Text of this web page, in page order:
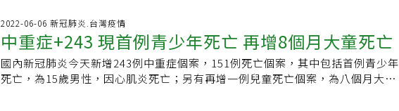
學學習的感受，並以知識、技能與情意三個面向，紀錄現階段的我，如何看待學
習醫學倫理的重要性。●知識面上：體認醫療與臨床潛在的困境、社會變遷下對
體制、個人意識的轉化，透過學習與思考生命倫理而有所豫備。●技能面上：了
解倫理議題，以期未來運用相關知識進行分析、決策與行為，並改善現況。●情
意面上：在持續學習的過程中，反思個人信念，練習評價各種觀點，以期能公
調，有信仰心靈上就有寄託、有倚靠、有平安，生活中遇到挑戰，透過信仰就可
以找到方向，像當年得知派任台東，他就覺得是上帝旨意，「哪裡有需要，就往
哪裡去。」人生後半段到台東、完成神交付的使命，非常開心、不後悔。王功亮
小檔案●年齡：68歲●專長：婦產科、專研婦癌治療、達文西手術●學歷：高雄
醫學院學士、陽明大學醫務管理研究所●現職：台東馬偕醫院院長、馬偕醫學院
運動，就能維持身體健康，但別忘了開朗的心，才是讓腦袋與心情年輕有活力的
關鍵。黃忠山小檔案●年齡：76歲●專長：婦產科、醫務管理●學歷：中國醫藥
學院醫學系、國立陽明大學醫管所●經歷：東元綜合醫院院長、私立康乃薾雙語
中小學董事長給病人的一句話●以病人為中心的全人照護，成為大新竹的健康守
仍在加護病房治療中。國內兒童重症累計六十一例，十七例死亡，其中腦炎廿一
例、肺炎（含細支氣管炎）十二例、哮吼六例、敗血症三例、家中死亡五例、
MIS-C十二例、共病二例。
案中，105人有慢性病史、66人未完整接種三劑疫苗、60人超過80歲。103位有
掌握比較明確發病日到死亡間距，30%為發病內3天死亡，比例降低，中位數7天
也比之前6天有延長趨勢。
灣的數據來看無症狀約32%，有症狀的68%中，發燒和咳嗽是是兒童染疫的主要
症狀，其中發燒佔一半以上；因此發燒就去快篩通常不會漏掉。居家照護時孩童
若出現發燒症狀，可先使用退燒藥。使用退燒藥後發現孩子可以「討拍、討抱、
討東西吃」就表示精神、體力恢復，較無大礙；但用了退燒藥還不退燒，就是大
腦體溫調節出問題，可能是腦炎前兆，「不是發燒而腦袋壞掉，而是腦受傷才導
2022-06-06 新冠肺炎.台灣疫情
中重症+243 現首例青少年死亡 再增8個月大童死亡
國內新冠肺炎今天新增243例中重症個案，151例死亡個案，其中包括首例青少年
死亡，為15歲男性，因心肌炎死亡；另有再增一例兒童死亡個案，為八個月大女